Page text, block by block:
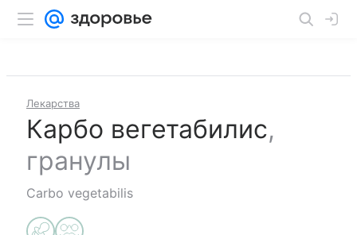
Лекарства
Карбо вегетабилис,
гранулы
Carbo vegetabilis